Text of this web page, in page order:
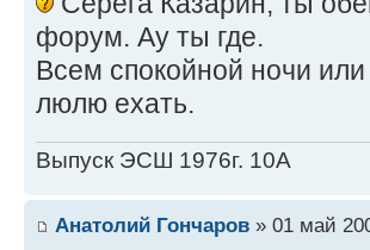
форум. Ау ты где.
Всем спокойной ночи
люлю ехать.
Выпуск ЭСШ 1976г. 10А
Анатолий Гончаров » 01 май